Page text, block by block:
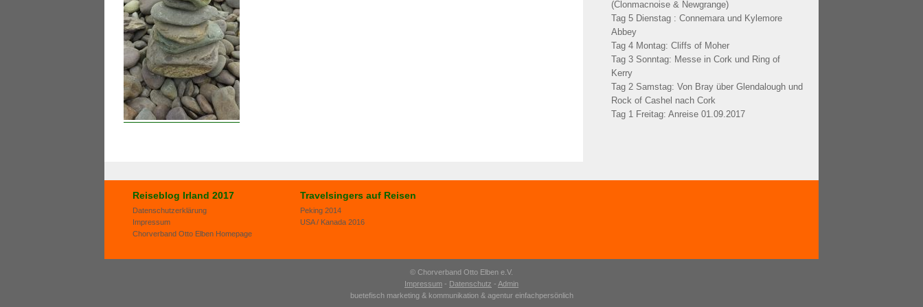
(Clonmacnoise & Newgrange)
Tag 5 Dienstag : Connemara und Kylemore
Abbey
Tag 4 Montag: Cliffs of Moher
Tag 3 Sonntag: Messe in Cork und Ring of
Kerry
Tag 2 Samstag: Von Bray über Glendalough und
Rock of Cashel nach Cork
Tag 1 Freitag: Anreise 01.09.2017
Reiseblog Irland 2017
Datenschutzerklärung
Impressum
Chorverband Otto Elben Homepage
Travelsingers auf Reisen
Peking 2014
USA / Kanada 2016
© Chorverband Otto Elben e.V.
Impressum - Datenschutz - Admin
buetefisch marketing & kommunikation& agentur einfachpersönlich